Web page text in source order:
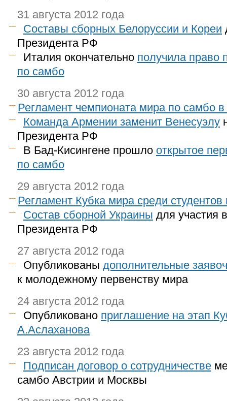
31 августа 2012 года
Составы сборных Белоруссии и Кореи
Президента РФ
Италия окончательно получила право
по самбо
30 августа 2012 года
Регламент чемпионата мира по самбо
Команда Армении заменит Венесуэлу
Президента РФ
В Бад-Кисингене прошло открытое
по самбо
29 августа 2012 года
Регламент Кубка мира среди студентов
Состав сборной Украины для участия
Президента РФ
27 августа 2012 года
Опубликованы дополнительные
к молодежному первенству мира
24 августа 2012 года
Опубликовано приглашение на этап
А.Аслаханова
23 августа 2012 года
Подписан договор о сотрудничестве
самбо Австрии и Москвы